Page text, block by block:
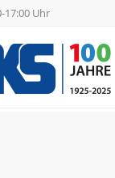
17:00 Uhr